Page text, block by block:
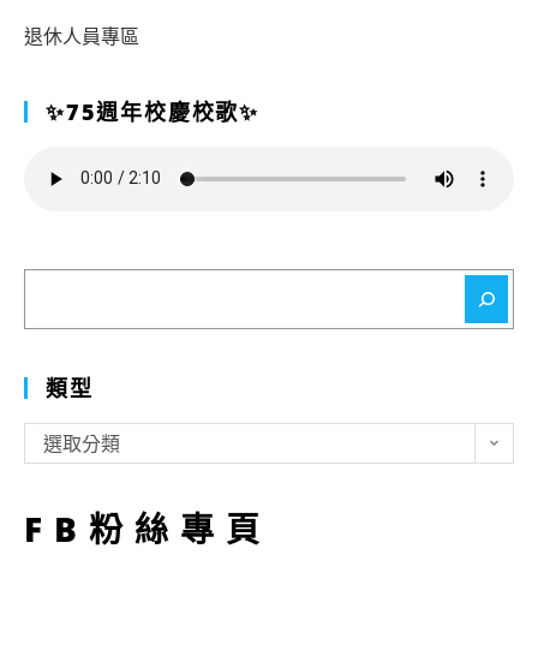
退休人員專區
✨75週年校慶校歌✨
類型
型
選取分類
FB粉絲專頁